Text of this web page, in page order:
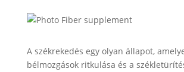
A székrekedés egy olyan állapot,
bélmozgások ritkulása és a